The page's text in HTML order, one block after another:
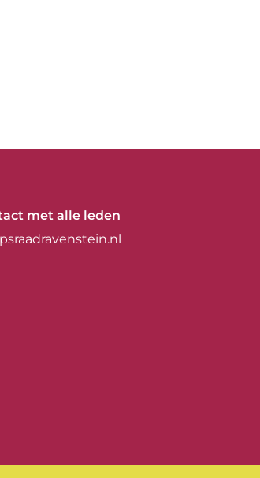
met alle leden